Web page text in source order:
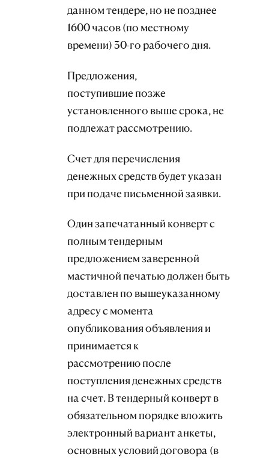
данном тендере, но не позднее
1600 часов (по местному
времени) 30-го рабочего дня.
Предложения,
поступившие позже
установленного выше срока, не
подлежат рассмотрению.
Счет для перечисления
денежных средств будет указан
при подаче письменной заявки.
Один запечатанный конверт с
полным тендерным
предложением заверенной
мастичной печатью должен быть
доставлен по вышеуказанному
адресу с момента
опубликования объявления и
принимается к
рассмотрению после
поступления денежных средств
на счет. В тендерный конверт в
обязательном порядке вложить
электронный вариант анкеты,
основных условий договора (в